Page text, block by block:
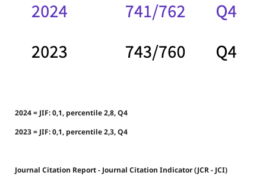
2024 = JIF: 0,1, percentile 2,8, Q4
2023 = JIF: 0,1, percentile 2,3, Q4
Journal Citation Report - Journal Citation Indicator (JCR - JCI)